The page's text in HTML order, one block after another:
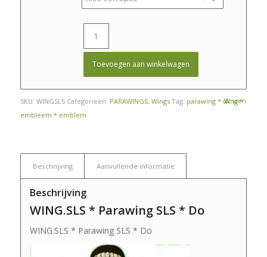
€ 16,50
Wissen
Toevoegen aan winkelwagen
SKU: WINGSLS Categorieën: PARAWINGS, Wings Tag: parawing * wing *
embleem * emblem
Beschrijving Aanvullende informatie
Beschrijving
WING.SLS * Parawing SLS * Do
WING.SLS * Parawing SLS * Do